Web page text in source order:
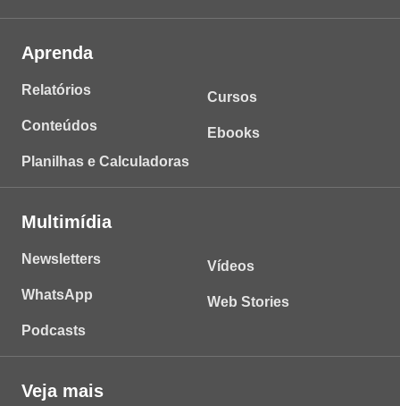
Aprenda
Relatórios
Conteúdos
Planilhas e Calculadoras
Cursos
Ebooks
Multimídia
Newsletters
WhatsApp
Podcasts
Vídeos
Web Stories
Veja mais